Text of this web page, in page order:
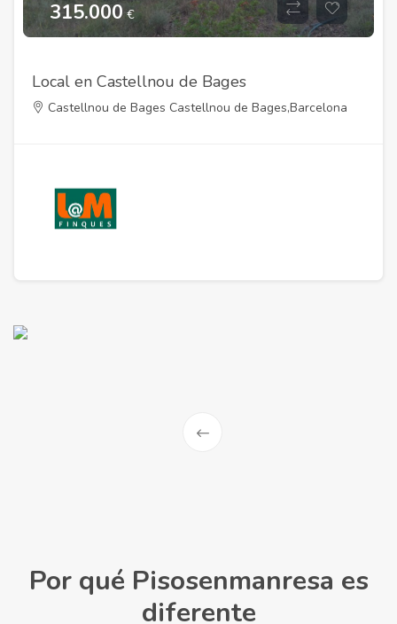
315.000€
Local en Castellnou de Bages
Castellnou de Bages Castellnou de Bages,Barcelona
Por qué Pisosenmanresa es
diferente